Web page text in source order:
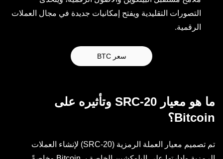
التصورات التقليدية ويفتح إمكانيات جديدة في مجال العملات
الرقمية.
سعر BTC
ما هو معيار SRC-20 وتأثيره على
Bitcoin؟
تم تصميم معيار العملة الرمزية (SRC-20) لإنشاء العملات